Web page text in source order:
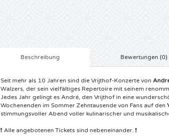
Beschreibung Bewertungen (0)
Seit mehr als 10 Jahren sind die Vrijthof-Konzerte von
Walzers, der sein vielfältiges Repertoire mit seinem
Jedes Jahr gelingt es André, den Vrijthof in eine
Wochenenden im Sommer Zehntausende von Fans auf den
stimmungsvoller Abend voller kulinarischer und
❗ Alle angebotenen Tickets sind nebeneinander. ❗